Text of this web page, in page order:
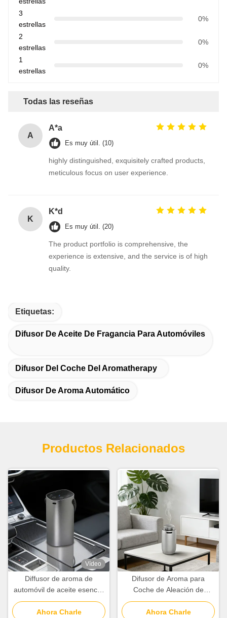
3
estrellas
0%
2
estrellas
0%
1
estrellas
0%
Todas las reseñas
A
A*a
Es muy útil. (10)
highly distinguished, exquisitely crafted products,
meticulous focus on user experience.
K
K*d
Es muy útil. (20)
The product portfolio is comprehensive, the
experience is extensive, and the service is of high
quality.
Etiquetas:
Difusor De Aceite De Fragancia Para Automóviles
Difusor Del Coche Del Aromatherapy
Difusor De Aroma Automático
Productos Relacionados
Vídeo
Diffusor de aroma de
automóvil de aceite esencial
con batería de 2000 mAh
Tres modos de atomización
Ahora Charle
Difusor de Aroma para
Coche de Aleación de
Aluminio de 10ml con
Moléculas Aromáticas de
Ahora Charle